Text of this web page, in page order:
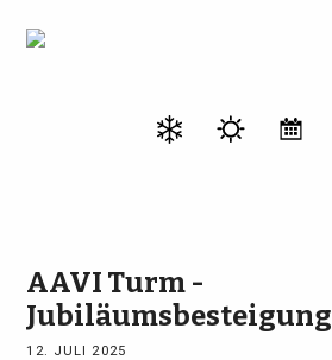
AAVI Turm -
Jubiläumsbesteigung
12. JULI 2025